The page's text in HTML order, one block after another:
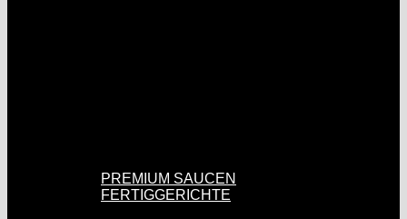
PREMIUM SAUCEN
FERTIGGERICHTE